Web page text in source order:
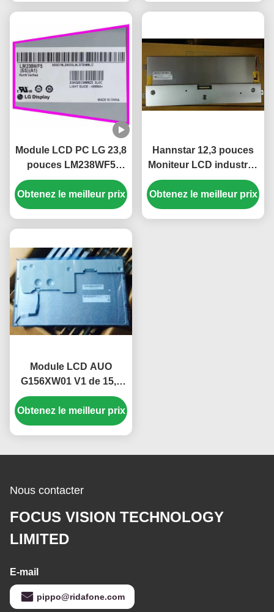
Module LCD PC LG 23,8
pouces LM238WF5
SSA1 FHD 250 cd/m²
Panneau d'affichage
IPS pour PC de bureau
Obtenez le meilleur prix
Hannstar 12,3 pouces
Moniteur LCD industriel
avec 1920 * 720 pixels et
écran LCD couleur PC
16,7M
Obtenez le meilleur prix
Module LCD AUO
G156XW01 V1 de 15,6
pouces avec 1366*768
pixels, luminosité 400
CCD M2 et durée de vie
Obtenez le meilleur prix
Nous contacter
FOCUS VISION TECHNOLOGY
LIMITED
E-mail
pippo@ridafone.com